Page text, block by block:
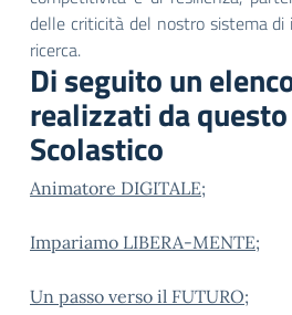
delle criticità del nostro sistema di
ricerca.
Di seguito un
realizzati da
Scolastico
Animatore DIGITALE;
Impariamo LIBERA-MENTE;
Un passo verso il FUTURO;